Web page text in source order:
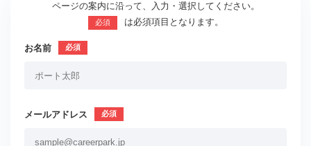
ページの案内に沿って、入力・選択してください。
必須 は必須項目となります。
お名前
メールアドレス